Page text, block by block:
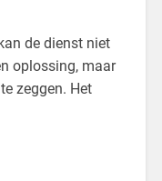
de dienst niet
oplossing, maar
zeggen. Het